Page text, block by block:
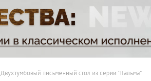
Двухтумбовый письменный стол из серии "Пальма"